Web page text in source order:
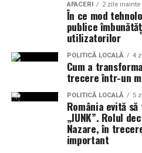
AFACERI 2 zile inainte
În ce mod
publice
utilizatorilor
POLITICĂ LOCALĂ 4
Cum a
trecere într-un
POLITICĂ LOCALĂ 5
România evită
„JUNK”. Rolul
Nazare, în
important